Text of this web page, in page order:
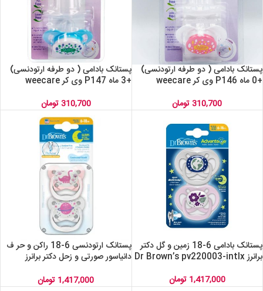
پستانک بادامی ( دو طرفه ارتودنسی)
+0 ماه P146 وی کر weecare
310,700 تومان
پستانک بادامی ( دو طرفه ارتودنسی)
+3 ماه P147 وی کر weecare
310,700 تومان
پستانک بادامی 6-18 زمین و گل دکتر
برانرز Dr Brown’s pv220003-intlx
1,417,000 تومان
پستانک ارتودنسی 6-18 راکن و حر ف
دانیاسور صورتی و زحل دکتر برانرز
1,417,000 تومان